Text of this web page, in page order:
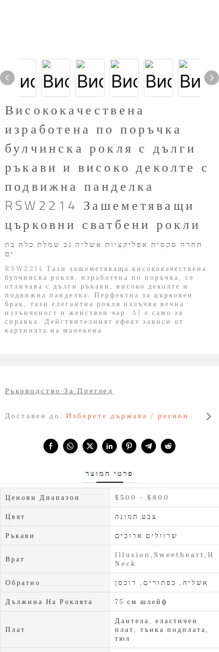
Висококачествена
изработена по поръчка
булчинска рокля с дълги
ръкави и високо деколте с
подвижна панделка
RSW2214 Зашеметяващи
църковни сватбени рокли
תחרה סקסית אפליקציות אשליה גב שמלת כלה בת
ים
RSW2214 Тази зашеметяваща висококачествена
булчинска рокля, изработена по поръчка, се
отличава с дълги ръкави, високо деколте и
подвижна панделка. Перфектна за църковен
брак, тази елегантна рокля излъчва вечна
изтънченост и женствен чар. AI е само за
справка. Действителният ефект зависи от
картината на манекена
Доставен до: Изберете държава / регион
Ръководство За Преглед
פרטי המוצר
Ценови Диапазон $500 - $800
Цвят צבע תמונה
Ръкави שרוולים ארוכים
Врат
Neck
Обратно אשליה, כפתורים, רוכסן
Дължина На Роклята 75 см шлейф
Плат
Дантела, еластичен
плат, тънка подплата,
тюл